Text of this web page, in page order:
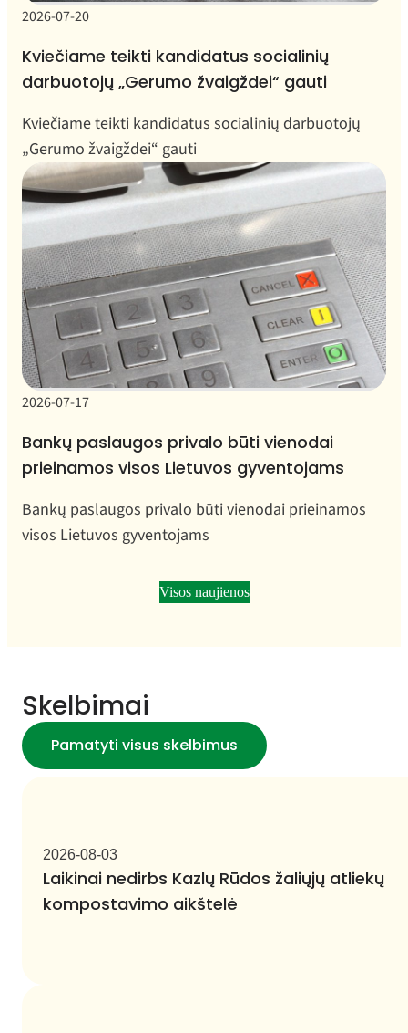
2026-07-20
Kviečiame teikti kandidatus socialinių
darbuotojų „Gerumo žvaigždei“ gauti
Kviečiame teikti kandidatus socialinių darbuotojų
„Gerumo žvaigždei“ gauti
2026-07-17
Bankų paslaugos privalo būti vienodai
prieinamos visos Lietuvos gyventojams
Bankų paslaugos privalo būti vienodai prieinamos
visos Lietuvos gyventojams
Visos naujienos
Skelbimai
Pamatyti visus skelbimus
2026-08-03
Laikinai nedirbs Kazlų Rūdos žaliųjų atliekų
kompostavimo aikštelė